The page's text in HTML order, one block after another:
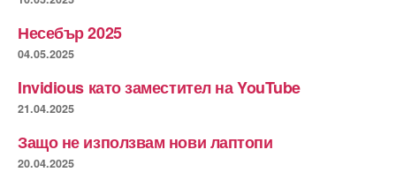
Несебър 2025
04.05.2025
Invidious като заместител на YouTube
21.04.2025
Защо не използвам нови лаптопи
20.04.2025